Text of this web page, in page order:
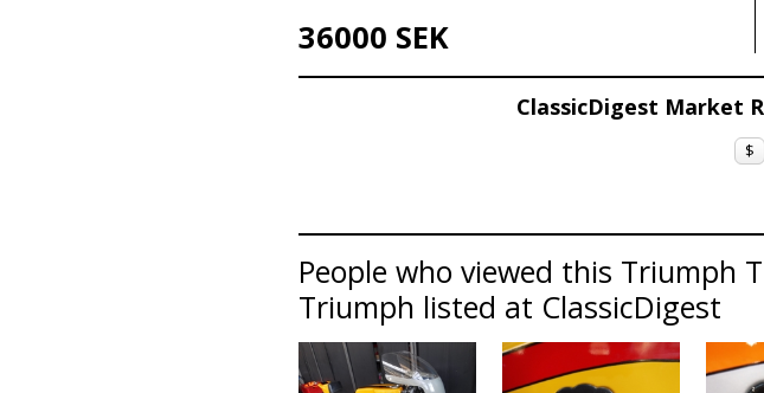
36000 SEK
ClassicDigest Market
$
People who viewed this Triumph
Triumph listed at ClassicDigest